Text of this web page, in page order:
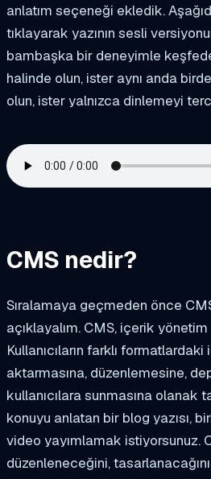
anlatım seçeneği ekledik.
tıklayarak yazının sesli
bambaşka bir deneyimle
halinde olun, ister aynı anda
olun, ister yalnızca dinlemeyi
CMS nedir?
Sıralamaya geçmeden önce
açıklayalım. CMS, içerik
Kullanıcıların farklı
aktarmasına, düzenlemesine,
kullanıcılara sunmasına olanak
konuyu anlatan bir blog yazısı,
video yayımlamak istiyorsunuz.
düzenleneceğini,